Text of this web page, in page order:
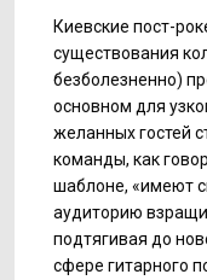
Киевские пост-
существования
безболезненно)
основном для
желанных гостей
команды, как
шаблоне, «имеют
аудиторию
подтягивая до
сфере гитарного